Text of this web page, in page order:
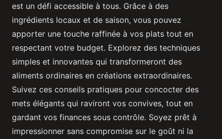
est un défi accessible à tous. Grâce à des
ingrédients locaux et de saison, vous pouvez
apporter une touche raffinée à vos plats tout en
respectant votre budget. Explorez des techniques
simples et innovantes qui transformeront des
aliments ordinaires en créations extraordinaires.
Suivez ces conseils pratiques pour concocter des
mets élégants qui raviront vos convives, tout en
gardant vos finances sous contrôle. Soyez prêt à
impressionner sans compromise sur le goût ni la